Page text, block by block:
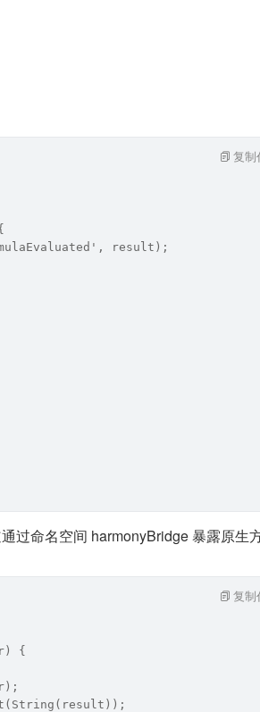
result);
复制
过命名空间 harmonyBridge 暴露原生
{
复制